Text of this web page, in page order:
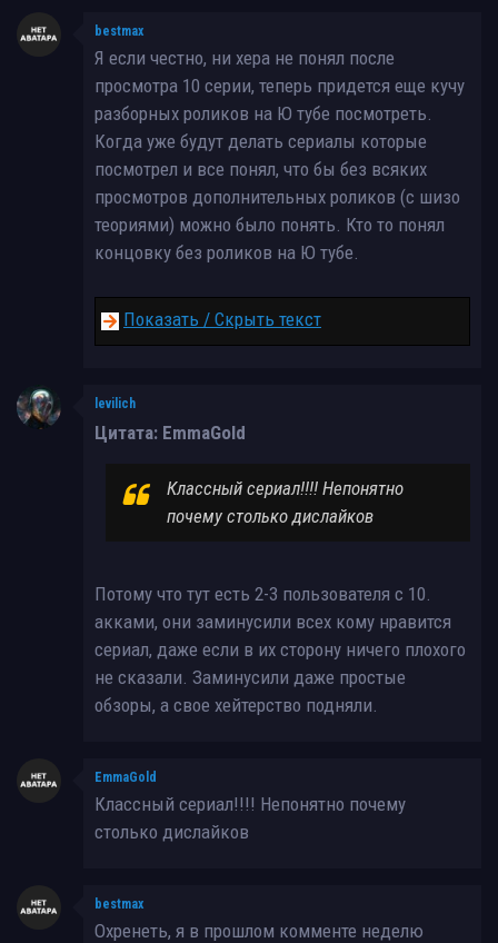
bestmax
Я если честно, ни хера не понял после
просмотра 10 серии, теперь придется еще кучу
разборных роликов на Ю тубе посмотреть.
Когда уже будут делать сериалы которые
посмотрел и все понял, что бы без всяких
просмотров дополнительных роликов (с шизо
теориями) можно было понять. Кто то понял
концовку без роликов на Ю тубе.
Показать / Скрыть текст
levilich
Цитата: EmmaGold
Классный сериал!!!! Непонятно
почему столько дислайков
Потому что тут есть 2-3 пользователя с 10.
акками, они заминусили всех кому нравится
сериал, даже если в их сторону ничего плохого
не сказали. Заминусили даже простые
обзоры, а свое хейтерство подняли.
EmmaGold
Классный сериал!!!! Непонятно почему
столько дислайков
bestmax
Охренеть, я в прошлом комменте неделю